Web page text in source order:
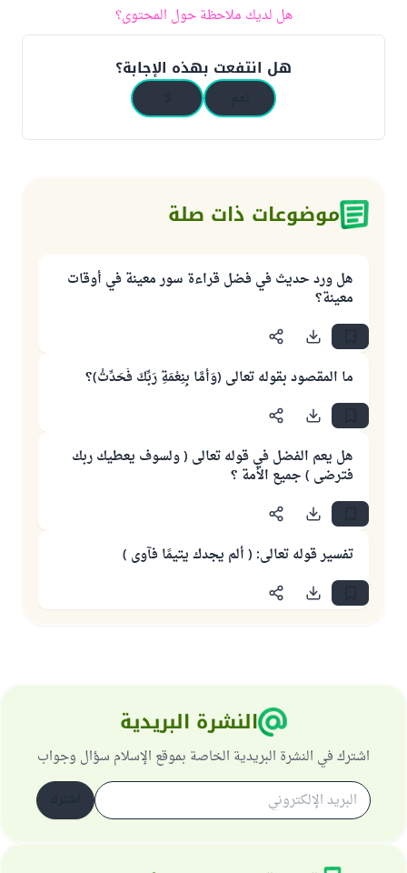
هل لديك ملاحظة حول المحتوى؟
هل انتفعت بهذه الإجابة؟
موضوعات ذات صلة
هل ورد حديث في فضل قراءة سور معينة في أوقات
معينة؟
ما المقصود بقوله تعالى (وَأَمَّا ‌بِنِعْمَةِ رَبِّكَ فَحَدِّثْ)؟
هل يعم الفضل في قوله تعالى ( ولسوف يعطيك ربك
فترضى ) جميع الأمة ؟
تفسير قوله تعالى: ( ألم يجدك يتيمًا فآوى )
النشرة البريدية
اشترك في النشرة البريدية الخاصة بموقع الإسلام سؤال وجواب